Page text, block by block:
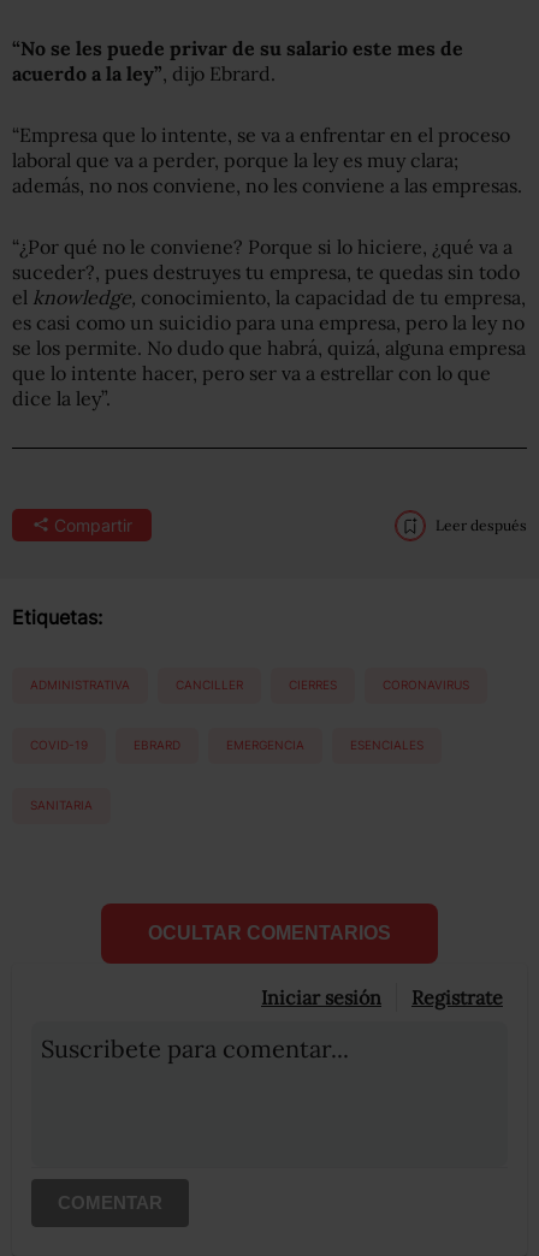
“No se les puede privar de su salario este mes de
acuerdo a la ley” , dijo Ebrard.
“Empresa que lo intente, se va a enfrentar en el proceso
laboral que va a perder, porque la ley es muy clara;
además, no nos conviene, no les conviene a las empresas.
“¿Por qué no le conviene? Porque si lo hiciere, ¿qué va a
suceder?, pues destruyes tu empresa, te quedas sin todo
el knowledge, conocimiento, la capacidad de tu empresa,
es casi como un suicidio para una empresa, pero la ley no
se los permite. No dudo que habrá, quizá, alguna empresa
que lo intente hacer, pero ser va a estrellar con lo que
dice la ley”.
Compartir Leer después
Etiquetas:
ADMINISTRATIVA CANCILLER CIERRES CORONAVIRUS
COVID-19 EBRARD EMERGENCIA ESENCIALES
SANITARIA
OCULTAR COMENTARIOS
Iniciar sesión Registrate
Suscribete para comentar...
COMENTAR